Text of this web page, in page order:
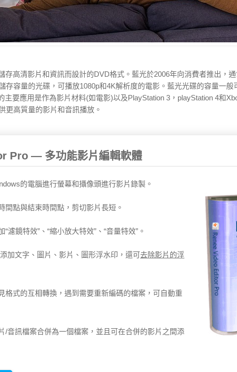
存高清影片和資訊而設計的DVD格式。藍光於2006年向消費者推出，
存容量的光碟，可播放1080p和4K解析度的電影。藍光光碟的容量一
主要應用是作為影片材料(如電影)以及PlayStation 3，playStation 4和
更高質量的影片和音訊播放。
Pro — 多功能影片編輯軟體
的電腦進行螢幕和攝像頭進行影片錄製。
間點與結束時間點，剪切影片長短。
“濾鏡特效”、“縮小放大特效”、“音量特效”。
加文字、圖片、影片、圖形浮水印，還可去除影片的浮
格式的互相轉換，遇到需要重新編碼的檔案，可自動重
/音訊檔案合併為一個檔案，並且可在合併的影片之間添